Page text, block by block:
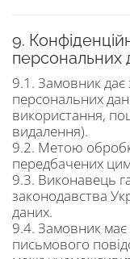
9.
персональних
9.1. Замовник дає
персональних
використання,
видалення).
9.2. Метою
передбачених
9.3. Виконавець
законодавства
даних.
9.4. Замовник має
письмового